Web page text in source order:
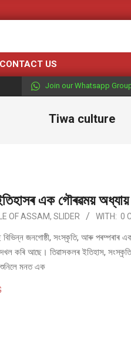
CONTACT US
Join our Whatsapp
Tiwa culture
এক গৌৰৱময় অধ্যায়
OF ASSAM, SLIDER WITH: 0
জনগোষ্ঠী, সংস্কৃতি, আৰু পৰম্পৰাৰ
কৰি আছে। তিৱাসকলৰ ইতিহাস,
মনত এক